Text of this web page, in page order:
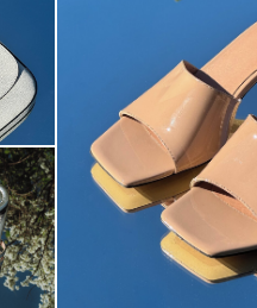
The most-wanted